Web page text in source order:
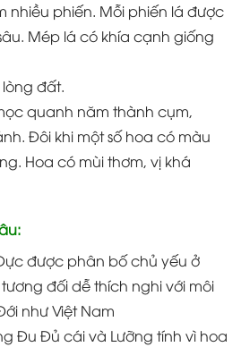
nhiều phiến. Mỗi phiến lá được
Mép lá có khía cạnh giống
đất.
quanh năm thành cụm,
Đôi khi một số hoa có màu
Hoa có mùi thơm, vị khá
được phân bố chủ yếu ở
đối dễ thích nghi với môi
như Việt Nam
Đu Đủ cái và Lưỡng tính vì hoa